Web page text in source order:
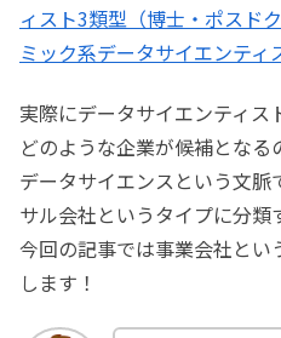
ィスト3類型（博士・ポスド
ミック系データサイエンティ
実際にデータサイエンティス
どのような企業が候補となる
データサイエンスという文
サル会社というタイプに分類
今回の記事では事業会社と
します！